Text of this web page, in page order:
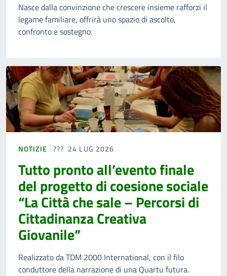
Nasce dalla convinzione che crescere insieme rafforzi il
legame familiare, offrirà uno spazio di ascolto,
confronto e sostegno.
NOTIZIE 24 LUG 2026
Tutto pronto all’evento finale
del progetto di coesione sociale
“La Città che sale – Percorsi di
Cittadinanza Creativa
Giovanile”
Realizzato da TDM 2000 International, con il filo
conduttore della narrazione di una Quartu futura.